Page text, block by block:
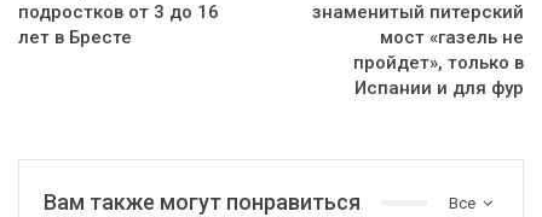
подростков от 3 до 16
лет в Бресте
знаменитый питерский
мост «газель не
пройдет», только в
Испании и для фур
Все
Вам также могут понравиться